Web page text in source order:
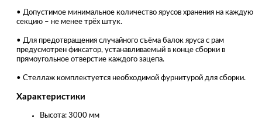
• Допустимое минимальное количество ярусов хранения на каждую
секцию – не менее трёх штук.
• Для предотвращения случайного съёма балок яруса с рам
предусмотрен фиксатор, устанавливаемый в конце сборки в
прямоугольное отверстие каждого зацепа.
• Стеллаж комплектуется необходимой фурнитурой для сборки.
Характеристики
Высота: 3000 мм